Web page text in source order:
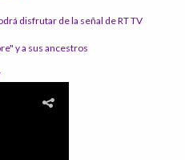
disfrutar de la señal de RT TV
y a sus ancestros